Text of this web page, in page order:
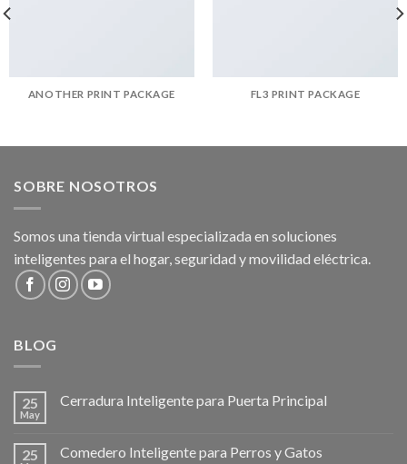
ANOTHER PRINT PACKAGE FL3 PRINT PACKAGE
SOBRE NOSOTROS
Somos una tienda virtual especializada en soluciones
inteligentes para el hogar, seguridad y movilidad eléctrica.
BLOG
25
May
Cerradura Inteligente para Puerta Principal
25 Comedero Inteligente para Perros y Gatos